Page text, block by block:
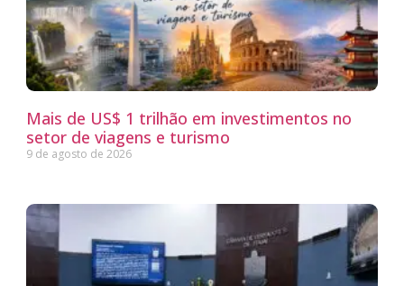
Mais de US$ 1 trilhão em investimentos no
setor de viagens e turismo
9 de agosto de 2026